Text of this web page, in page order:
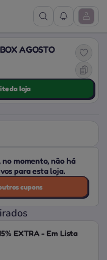
Ver Pesquisa
Ver Abrir
AGOSTO
da loja
momento, não há
para esta loja.
cupons
EXTRA - Em Lista